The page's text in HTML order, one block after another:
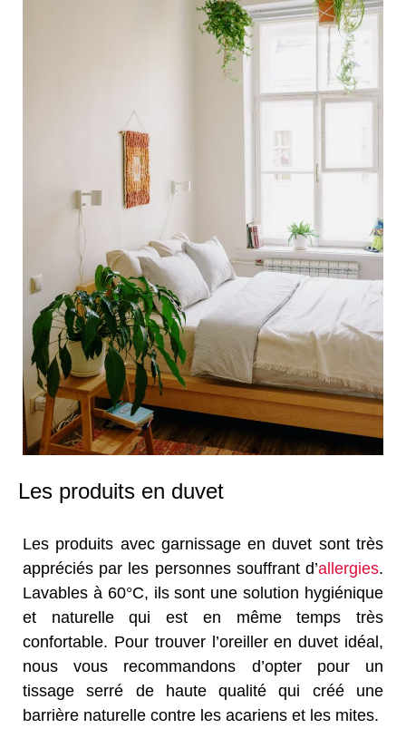
Les produits en duvet
Les produits avec garnissage en duvet sont très
appréciés par les personnes souffrant d’allergies.
Lavables à 60°C, ils sont une solution hygiénique
et naturelle qui est en même temps très
confortable. Pour trouver l’oreiller en duvet idéal,
nous vous recommandons d’opter pour un
tissage serré de haute qualité qui créé une
barrière naturelle contre les acariens et les mites.